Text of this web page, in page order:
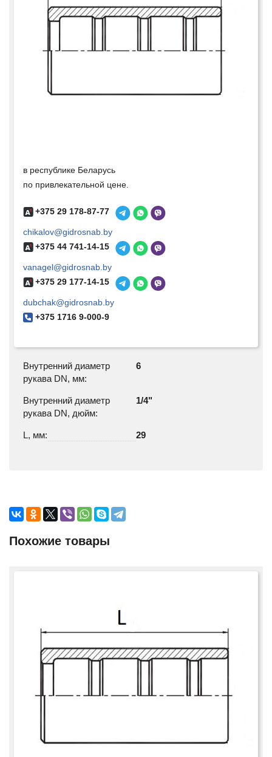
в республике Беларусь
по привлекательной цене.
+375 29 178-87-77
chikalov@gidrosnab.by
+375 44 741-14-15
vanagel@gidrosnab.by
+375 29 177-14-15
dubchak@gidrosnab.by
+375 1716 9-000-9
Внутренний диаметр
рукава DN, мм:
6
Внутренний диаметр
рукава DN, дюйм:
1/4"
L, мм: 29
Похожие товары